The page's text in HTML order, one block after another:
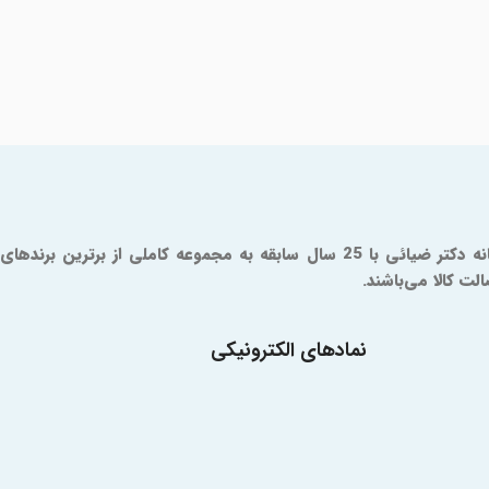
داروخانه آنلاین دکتر ضیائی یک مرجع مورد تایید سازمان و غذا و دارو است که از سال 1379 فعالیت خود را آغاز کرده است. شما در داروخانه دکتر ضیائی با 25 سال سابقه به مجموعه کاملی از برترین برندهای
کالا می‌باشند.
نمادهای الکترونیکی